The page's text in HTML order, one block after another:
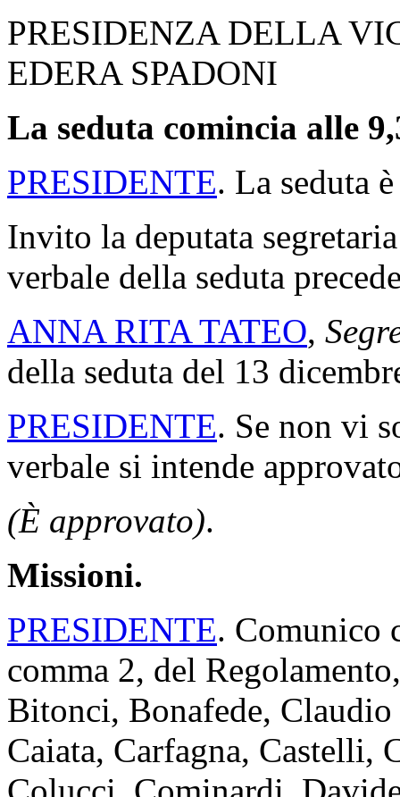
PRESIDENZA DELLA
EDERA SPADONI
La seduta comincia alle
PRESIDENTE. La seduta
Invito la deputata
verbale della seduta
ANNA RITA TATEO,
della seduta del 13
PRESIDENTE. Se non vi
verbale si intende
(È approvato).
Missioni.
PRESIDENTE. Comunico
comma 2, del
Bitonci, Bonafede,
Caiata, Carfagna,